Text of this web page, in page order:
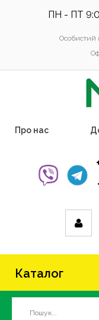
ПН - ПТ
Особистий
Про нас
Каталог